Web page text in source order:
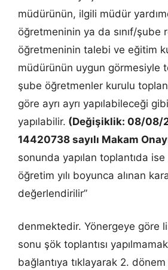
müdürünün, ilgili müdür
öğretmeninin ya da sınıf/şube
öğretmeninin talebi ve eğitim
müdürünün uygun görmesiyle
şube öğretmenler kurulu
göre ayrı ayrı yapılabileceği
yapılabilir. (Değişiklik: 08/08/
14420738 sayılı Makam
sonunda yapılan toplantıda
öğretim yılı boyunca alınan
değerlendirilir”
denmektedir. Yönergeye göre
sonu şök toplantısı
bağlantıya tıklayarak 2. dönem